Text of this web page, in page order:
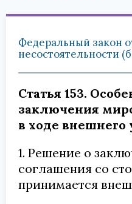
Федеральный закон
несостоятельности
Статья 153.
заключения
в ходе внешнего
1. Решение о
соглашения со
принимается